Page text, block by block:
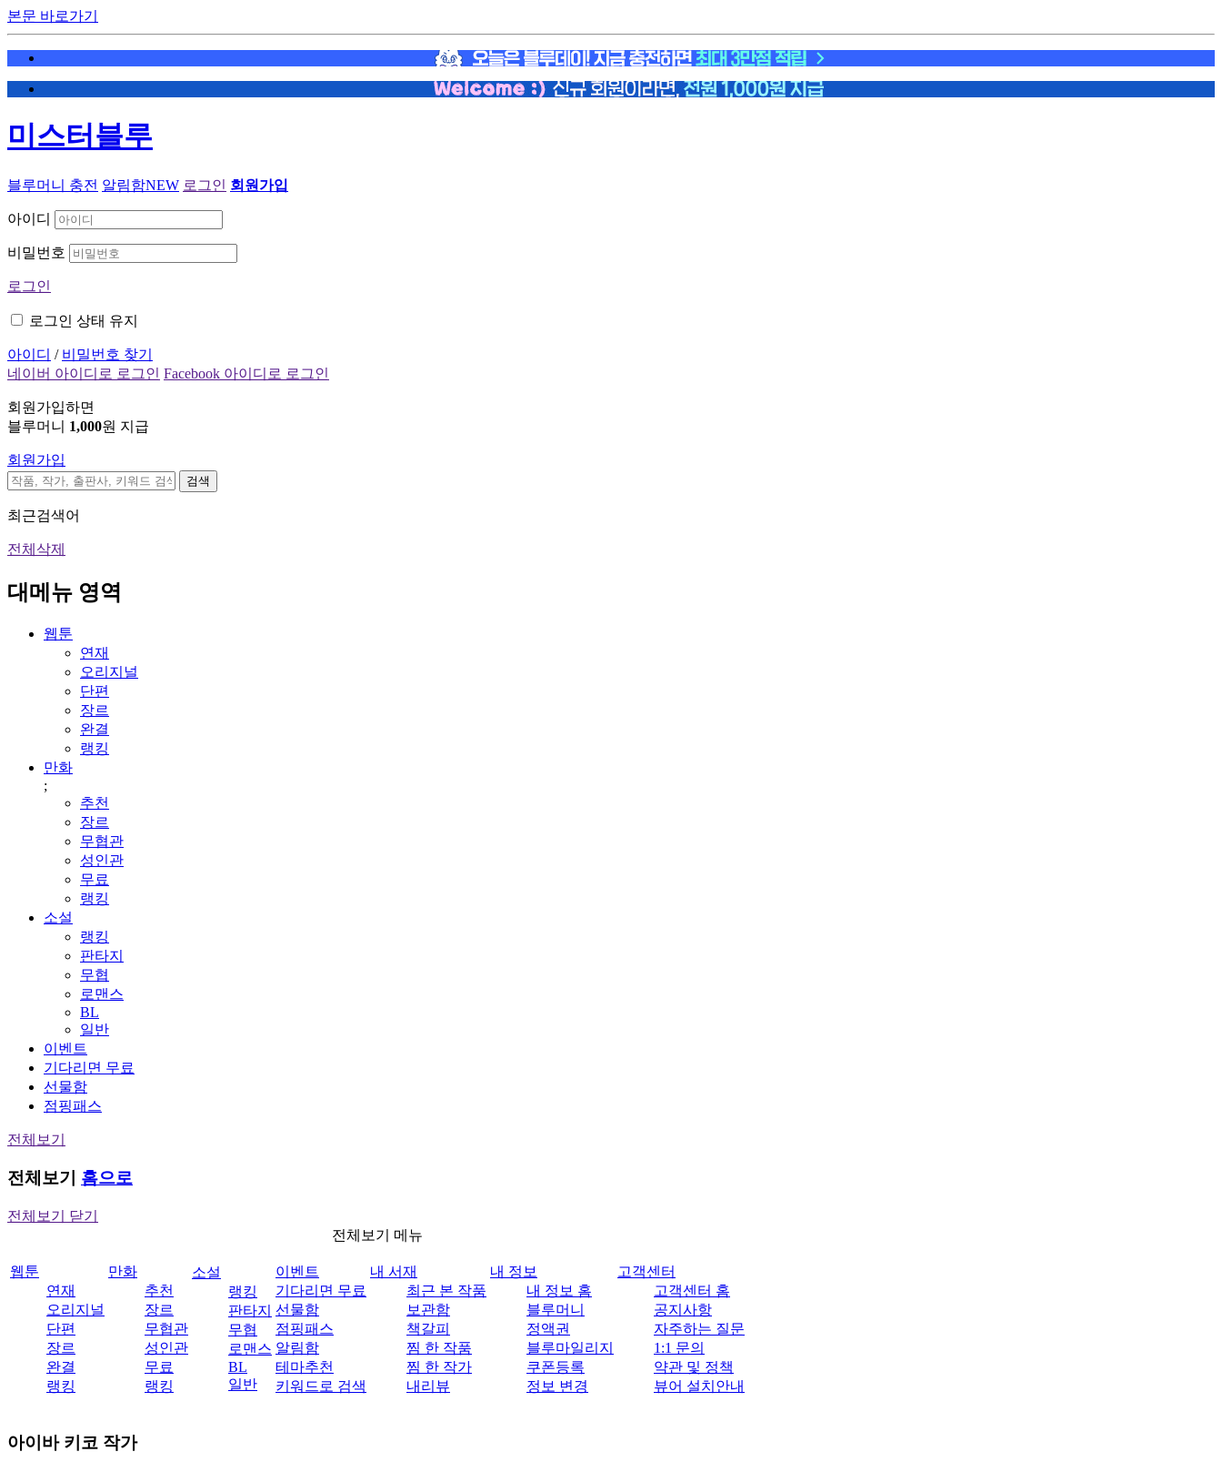
본문 바로가기
미스터블루
블루머니 충전 알림함NEW 로그인 회원가입
아이디
비밀번호
로그인
로그인 상태 유지
아이디 / 비밀번호 찾기
네이버 아이디로 로그인 Facebook 아이디로 로그인
회원가입하면
블루머니 1,000원 지급
회원가입
검색
최근검색어
전체삭제
대메뉴 영역
웹툰
연재
오리지널
단편
장르
완결
랭킹
만화
;
추천
장르
무협관
성인관
무료
랭킹
소설
랭킹
판타지
무협
로맨스
BL
일반
이벤트
기다리면 무료
선물함
점핑패스
전체보기
전체보기 홈으로
전체보기 닫기
전체보기 메뉴
웹툰
연재
오리지널
단편
장르
완결
랭킹
만화
추천
장르
무협관
성인관
무료
랭킹
소설
랭킹
판타지
무협
로맨스
BL
일반
이벤트
기다리면 무료
선물함
점핑패스
알림함
테마추천
키워드로 검색
내 서재
최근 본 작품
보관함
책갈피
찜 한 작품
찜 한 작가
내리뷰
내 정보
내 정보 홈
블루머니
정액권
블루마일리지
쿠폰등록
정보 변경
고객센터
고객센터 홈
공지사항
자주하는 질문
1:1 문의
약관 및 정책
뷰어 설치안내
아이바 키코 작가